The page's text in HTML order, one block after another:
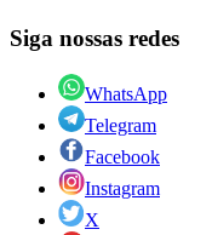
Siga nossas redes
WhatsApp
Telegram
Facebook
Instagram
X